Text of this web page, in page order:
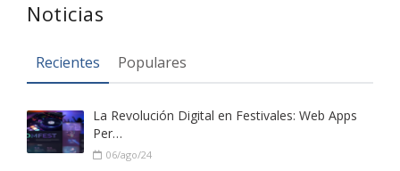
Noticias
Recientes Populares
La Revolución Digital en Festivales: Web Apps
Per…
06/ago/24